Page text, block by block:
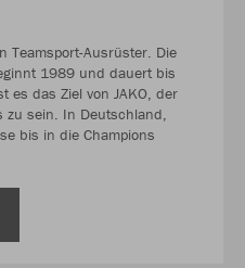
Teamsport-Ausrüster. Die
1989 und dauert bis
es das Ziel von JAKO, der
zu sein. In Deutschland,
bis in die Champions